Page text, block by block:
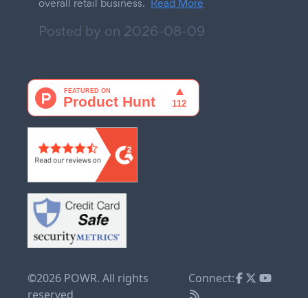
overall retail business. Read More
Posted by on 2026-08-09
©2026 POWR. All rights
reserved
Connect: